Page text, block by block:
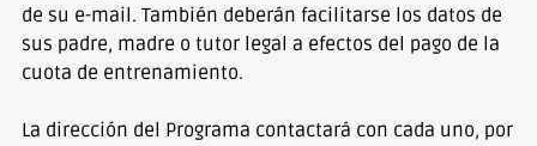
de su e-mail. También deberán facilitarse los datos de
sus padre, madre o tutor legal a efectos del pago de la
cuota de entrenamiento.
La dirección del Programa contactará con cada uno, por